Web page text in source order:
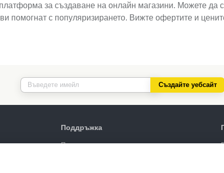
за създаване на онлайн магазини. Можете да
помогнат с популяризирането. Вижте офертите и
Създайте уебсайт
Поддръжка
Портал за поддръжка